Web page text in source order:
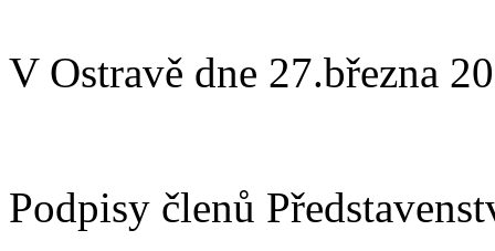
V Ostravě dne 27.března
Podpisy členů